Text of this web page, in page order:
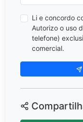
Li e concordo
Autorizo o uso
telefone)
comercial.